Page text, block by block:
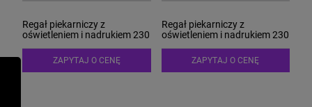
Regał piekarniczy z
oświetleniem i nadrukiem 230
ZAPYTAJ O CENĘ
Regał piekarniczy z
oświetleniem i nadrukiem 230
ZAPYTAJ O CENĘ